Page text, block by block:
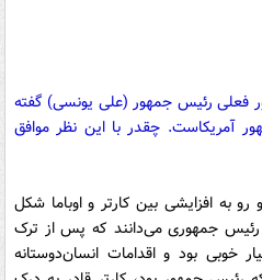
فعلی رئیس جمهور (علی یونسی) گفته
آمریکاست. چقدر با این نظر موافق
به افزایشی بین کارتر و اوباما شکل
رئیس جمهوری می‌دانند که پس از ترک
خوبی بود و اقدامات انسان‌دوستانه